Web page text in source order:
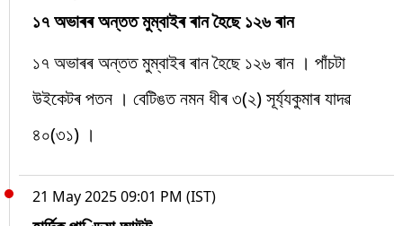
১৭ অভাৰৰ অন্তত মুম্বাইৰ ৰান হৈছে ১২৬ ৰান
১৭ অভাৰৰ অন্তত মুম্বাইৰ ৰান হৈছে ১২৬ ৰান । পাঁচটা
উইকেটৰ পতন । বেটিঙত নমন ধীৰ ৩(২) সূৰ্য্যকুমাৰ যাদৱ
৪০(৩১) ।
21 May 2025 09:01 PM (IST)